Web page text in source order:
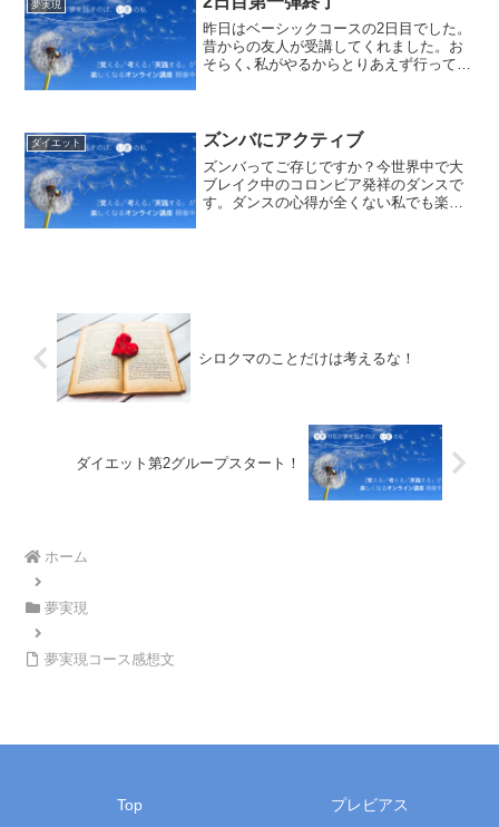
た。ゆっくりでいいし、演...
夢実現
昨日はベーシックコースの2日目でした。
昔からの友人が受講してくれました。お
そらく､私がやるからとりあえず行ってあ
いつも非常に嬉しくて...
ダイエット ズンバにアクティブ
ズンバってご存じですか？今世界中で大
ブレイク中のコロンビア発祥のダンスで
す。ダンスの心得が全くない私でも楽し
シロクマのことだけは考えるな！
ダイエット第2グループスタート！
ホーム
夢実現
夢実現コース感想文
Top プレビアス